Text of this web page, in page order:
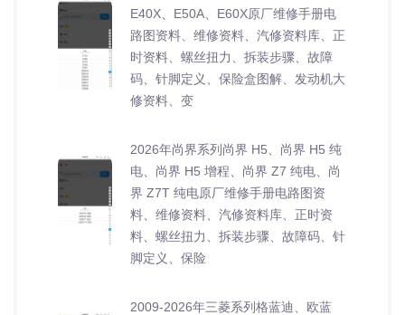
E40X、E50A、E60X原厂维修手册电
路图资料、维修资料、汽修资料库、正
时资料、螺丝扭力、拆装步骤、故障
码、针脚定义、保险盒图解、发动机大
修资料、变
2026年尚界系列尚界 H5、尚界 H5 纯
电、尚界 H5 增程、尚界 Z7 纯电、尚
界 Z7T 纯电原厂维修手册电路图资
料、维修资料、汽修资料库、正时资
料、螺丝扭力、拆装步骤、故障码、针
脚定义、保险
2009-2026年三菱系列格蓝迪、欧蓝